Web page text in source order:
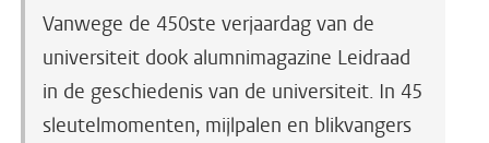
Vanwege de 450ste verjaardag van de
universiteit dook alumnimagazine Leidraad
in de geschiedenis van de universiteit. In 45
sleutelmomenten, mijlpalen en blikvangers